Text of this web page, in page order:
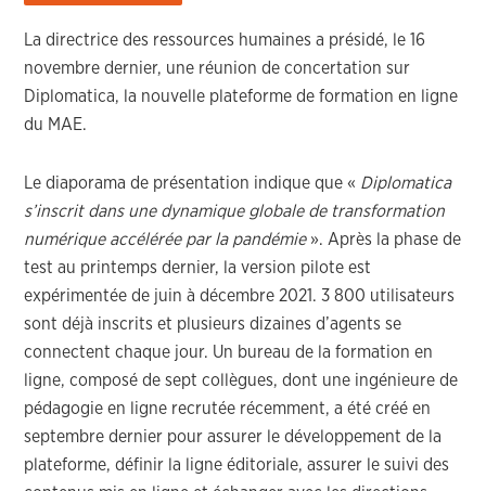
La directrice des ressources humaines a présidé, le 16
novembre dernier, une réunion de concertation sur
Diplomatica, la nouvelle plateforme de formation en ligne
du MAE.
Le diaporama de présentation indique que « Diplomatica
s’inscrit dans une dynamique globale de transformation
numérique accélérée par la pandémie». Après la phase de
test au printemps dernier, la version pilote est
expérimentée de juin à décembre 2021. 3 800 utilisateurs
sont déjà inscrits et plusieurs dizaines d’agents se
connectent chaque jour. Un bureau de la formation en
ligne, composé de sept collègues, dont une ingénieure de
pédagogie en ligne recrutée récemment, a été créé en
septembre dernier pour assurer le développement de la
plateforme, définir la ligne éditoriale, assurer le suivi des